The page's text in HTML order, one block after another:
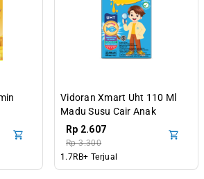
Vidoran Xmart Uht 110 Ml
Madu Susu Cair Anak
Rp 2.607
Rp 3.300
1.7RB+ Terjual